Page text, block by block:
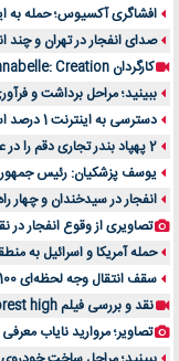
افشاگری آکسیوس؛ حمله به
صدای انفجار در تهران و چند
کارگردان Annabelle: Creation فیلم ترسناک جدیدی می‌سازد
ببینید؛ مراحل برداشت و
دسترسی به اینترنت 1 درصد است؛ تماس بین‌الملل هم با اختلال همراه است
2 پهپاد بندر تجاری دقم را در عمان هدف قرار دادند
یوسف پزشکیان: رئیس جمهور
انفجار در سیدخندان و چهار
تصاویری از وقوع انفجار در
حمله آمریکا و اسرائیل به
سقف انتقال وجه لحظه‌ای 100 میلیون تومان شد
نقد و بررسی فیلم Forest high؛ وقتی کوهستان سرد پناه می‌شود
تصاویر؛ مروارید نایاب معرفی شد؛